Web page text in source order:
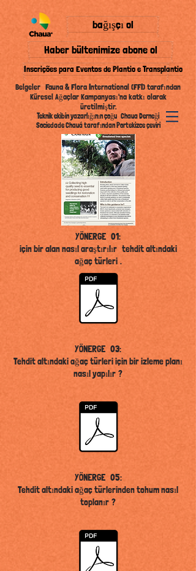
bağışçı ol
Haber bültenimize abone ol
Inscrições para Eventos de Plantio e Transplantio
Belgeler Fauna & Flora International (FFI) tarafından
Küresel Ağaçlar Kampanyası'na katkı olarak
üretilmiştir.
Teknik ekibin yazarlığının çoğu Chaua Derneği
Sociedade Chauá tarafından Portekizce çeviri
YÖNERGE 01:
için bir alan nasıl araştırılır tehdit altındaki
ağaç türleri .
YÖNERGE 03:
Tehdit altındaki ağaç türleri için bir izleme planı
nasıl yapılır ?
YÖNERGE 05:
Tehdit altındaki ağaç türlerinden tohum nasıl
toplanır ?